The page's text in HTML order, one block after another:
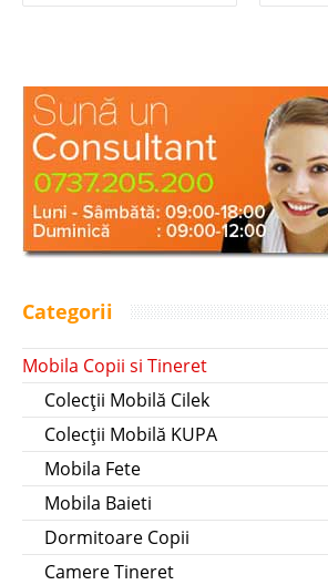
Categorii
Mobila Copii si Tineret
Colecții Mobilă Cilek
Colecții Mobilă KUPA
Mobila Fete
Mobila Baieti
Dormitoare Copii
Camere Tineret